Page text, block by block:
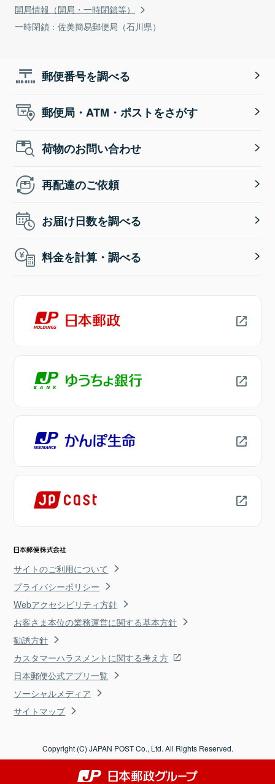
開局情報（開局・一時閉鎖等）
一時閉鎖：佐美簡易郵便局（石川県）
郵便番号を調べる
郵便局・ATM・ポストをさがす
荷物のお問い合わせ
再配達のご依頼
お届け日数を調べる
料金を計算・調べる
サイトのご利用について
プライバシーポリシー
Webアクセシビリティ方針
お客さま本位の業務運営に関する基本方針
勧誘方針
カスタマーハラスメントに関する考え方
日本郵便公式アプリ一覧
ソーシャルメディア
サイトマップ
Copyright (C) JAPAN POST Co., Ltd. All Rights Reserved.